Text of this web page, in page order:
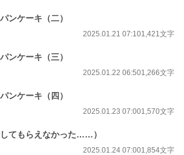
ンケーキ（二）
2025.01.21 07:101,421文字
ンケーキ（三）
2025.01.22 06:501,266文字
ンケーキ（四）
2025.01.23 07:001,570文字
てもらえなかった……）
2025.01.24 07:001,854文字